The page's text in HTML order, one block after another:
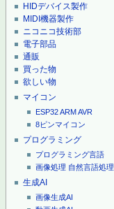
HIDデバイス製作
MIDI機器製作
ニコニコ技術部
電子部品
通販
買った物
欲しい物
マイコン
ESP32ARMAVR
8ピンマイコン
プログラミング
プログラミング言語
画像処理 自然言語処理
生成AI
画像生成AI